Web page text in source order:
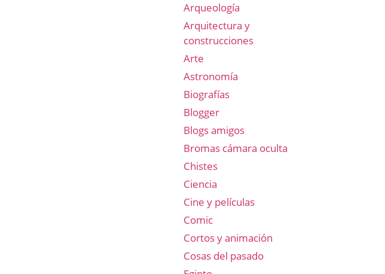
Arqueología
Arquitectura y
construcciones
Arte
Astronomía
Biografías
Blogger
Blogs amigos
Bromas cámara oculta
Chistes
Ciencia
Cine y películas
Comic
Cortos y animación
Cosas del pasado